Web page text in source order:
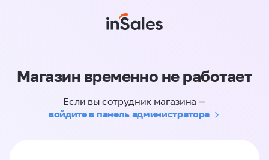
Магазин временно не работает
Если вы сотрудник магазина —
войдите в панель администратора